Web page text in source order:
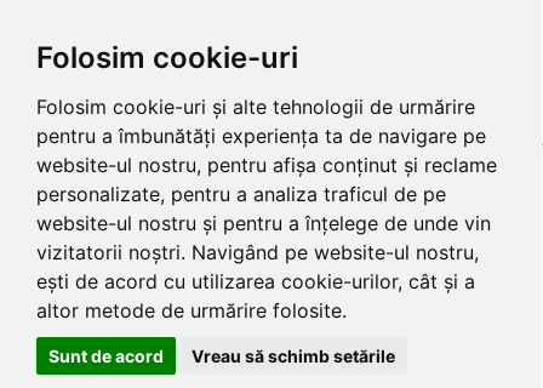
Folosim cookie-uri
Folosim cookie-uri și alte tehnologii de urmărire
pentru a îmbunătăți experiența ta de navigare pe
website-ul nostru, pentru afișa conținut și reclame
personalizate, pentru a analiza traficul de pe
website-ul nostru și pentru a înțelege de unde vin
vizitatorii noștri. Navigând pe website-ul nostru,
ești de acord cu utilizarea cookie-urilor, cât și a
altor metode de urmărire folosite.
Sunt de acord Vreau să schimb setările